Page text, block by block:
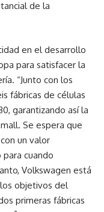
de la
en el desarrollo
para satisfacer la
“Junto con los
fábricas de células
garantizando así la
Se espera que
un valor
cuando
Volkswagen está
objetivos del
primeras fábricas